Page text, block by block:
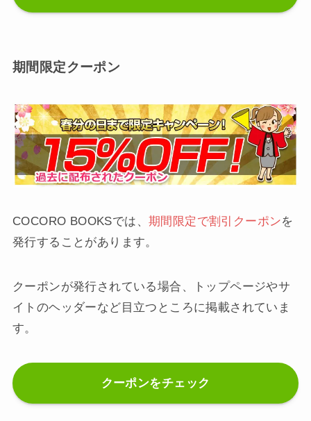
期間限定クーポン
COCORO BOOKSでは、 期間限定で割引クーポンを
発行することがあります。
クーポンが発行されている場合、トップページやサ
イトのヘッダーなど目立つところに掲載されていま
す。
クーポンをチェック